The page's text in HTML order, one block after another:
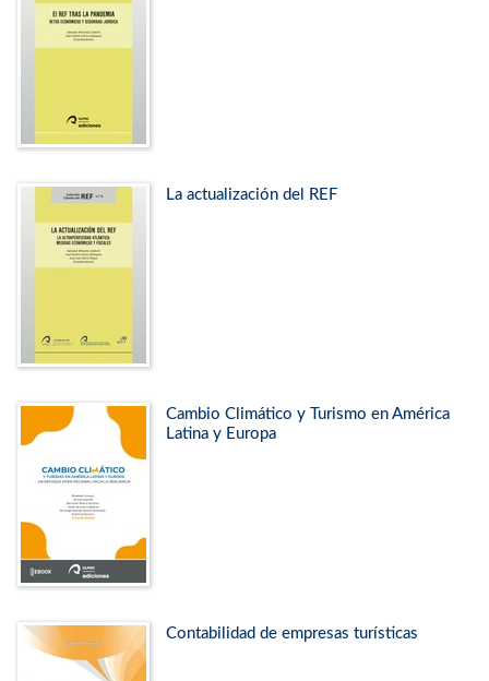
La actualización del REF
Cambio Climático y Turismo en América
Latina y Europa
Contabilidad de empresas turísticas